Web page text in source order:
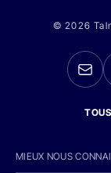
© 2026
MIEUX NOUS